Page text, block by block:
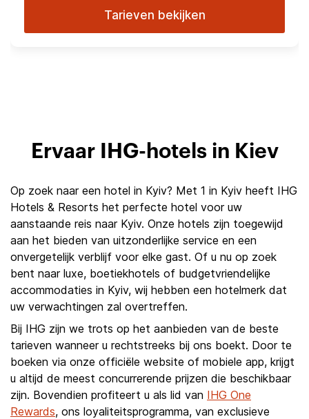
Tarieven bekijken
Ervaar IHG-hotels in Kiev
Op zoek naar een hotel in Kyiv? Met 1 in Kyiv heeft IHG
Hotels & Resorts het perfecte hotel voor uw
aanstaande reis naar Kyiv. Onze hotels zijn toegewijd
aan het bieden van uitzonderlijke service en een
onvergetelijk verblijf voor elke gast. Of u nu op zoek
bent naar luxe, boetiekhotels of budgetvriendelijke
accommodaties in Kyiv, wij hebben een hotelmerk dat
uw verwachtingen zal overtreffen.
Bij IHG zijn we trots op het aanbieden van de beste
tarieven wanneer u rechtstreeks bij ons boekt. Door te
boeken via onze officiële website of mobiele app, krijgt
u altijd de meest concurrerende prijzen die beschikbaar
zijn. Bovendien profiteert u als lid van IHG One
Rewards, ons loyaliteitsprogramma, van exclusieve